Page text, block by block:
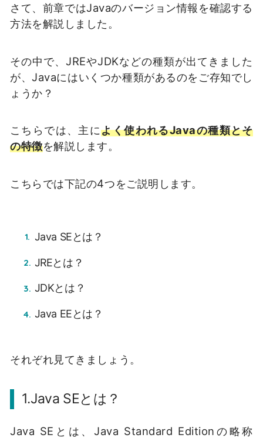
さて、前章ではJavaのバージョン情報を確認する
方法を解説しました。
その中で、JREやJDKなどの種類が出てきました
が、Javaにはいくつか種類があるのをご存知でし
ょうか？
こちらでは、主によく使われるJavaの種類とそ
の特徴を解説します。
こちらでは下記の4つをご説明します。
Java SEとは？
JREとは？
JDKとは？
Java EEとは？
それぞれ見てきましょう。
1.Java SEとは？
Java SEとは、Java Standard Editionの略称